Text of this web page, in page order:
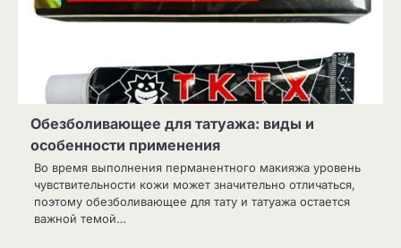
Обезболивающее для татуажа: виды и
особенности применения
Во время выполнения перманентного макияжа уровень
чувствительности кожи может значительно отличаться,
поэтому обезболивающее для тату и татуажа остается
важной темой…